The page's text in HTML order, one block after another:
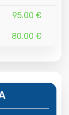
95.00 €
80.00 €